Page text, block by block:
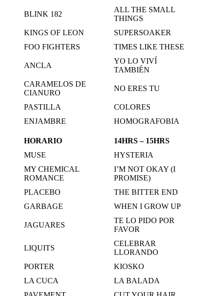
BLINK 182
ALL THE SMALL
THINGS
KINGS OF LEON
SUPERSOAKER
FOO FIGHTERS
TIMES LIKE THESE
ANCLA
YO LO VIVÍ
TAMBIÉN
CARAMELOS DE
CIANURO
NO ERES TU
PASTILLA
COLORES
ENJAMBRE
HOMOGRAFOBIA
HORARIO
14HRS – 15HRS
MUSE
HYSTERIA
MY CHEMICAL
ROMANCE
I’M NOT OKAY (I
PROMISE)
PLACEBO
THE BITTER END
GARBAGE
WHEN I GROW UP
JAGUARES
TE LO PIDO POR
FAVOR
LIQUITS
CELEBRAR
LLORANDO
PORTER
KIOSKO
LA CUCA
LA BALADA